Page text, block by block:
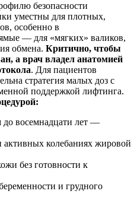
безопасности
уместны для плотных,
особенно в
— для «мягких» валиков,
обмена. Критично, чтобы
а врач владел анатомией
. Для пациентов
стратегия малых доз с
поддержкой лифтинга.
до восемнадцати лет —
активных колебаниях жировой
без готовности к
и грудного